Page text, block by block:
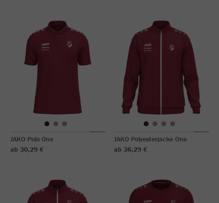
JAKO Polo One
ab 30,29 €
JAKO Polyesterjacke One
ab 36,29 €